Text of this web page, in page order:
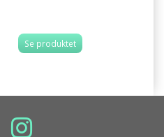
Se produktet